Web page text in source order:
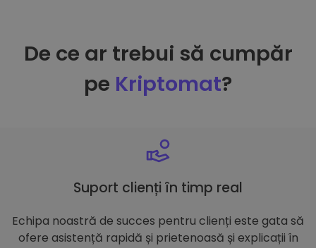
De ce ar trebui să cumpăr
pe Kriptomat?
Suport clienți în timp real
Echipa noastră de succes pentru clienți este gata să
ofere asistență rapidă și prietenoasă și explicații în